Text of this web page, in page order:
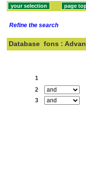
Refine the search
Database fons :
1
2
3